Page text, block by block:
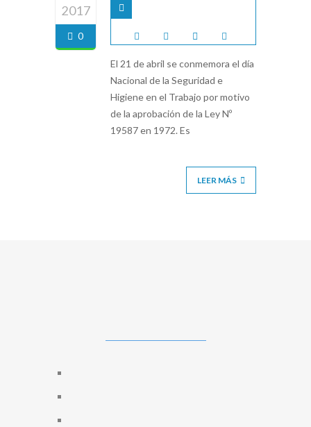
2017
0
El 21 de abril se conmemora el día
Nacional de la Seguridad e
Higiene en el Trabajo por motivo
de la aprobación de la Ley Nº
19587 en 1972. Es
LEER MÁS